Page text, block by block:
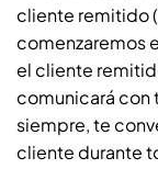
cliente remitido
comenzaremos
el cliente
comunicará con
siempre, te
cliente durante